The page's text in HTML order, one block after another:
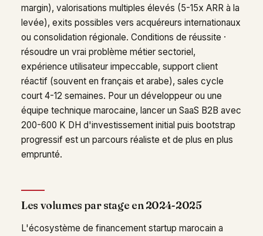
margin), valorisations multiples élevés (5-15x ARR à la
levée), exits possibles vers acquéreurs internationaux
ou consolidation régionale. Conditions de réussite ·
résoudre un vrai problème métier sectoriel,
expérience utilisateur impeccable, support client
réactif (souvent en français et arabe), sales cycle
court 4-12 semaines. Pour un développeur ou une
équipe technique marocaine, lancer un SaaS B2B avec
200-600 K DH d'investissement initial puis bootstrap
progressif est un parcours réaliste et de plus en plus
emprunté.
Les volumes par stage en 2024-2025
L'écosystème de financement startup marocain a